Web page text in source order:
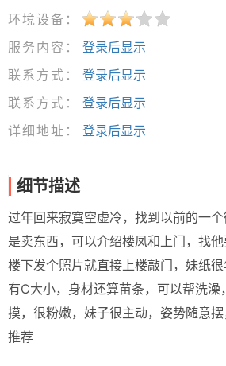
环境设备：
服务内容：
登录后显示
联系方式：
登录后显示
联系方式：
登录后显示
详细地址：
登录后显示
细节描述
过年回来寂寞空虚冷，找到以前的一
是卖东西，可以介绍楼凤和上门，找
楼下发个照片就直接上楼敲门，妹纸
有C大小，身材还算苗条，可以帮洗澡
摸，很粉嫩，妹子很主动，姿势随意
推荐